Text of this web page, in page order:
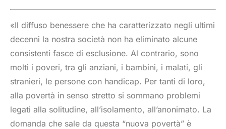
«Il diffuso benessere che ha caratterizzato negli ultimi
decenni la nostra società non ha eliminato alcune
consistenti fasce di esclusione. Al contrario, sono
molti i poveri, tra gli anziani, i bambini, i malati, gli
stranieri, le persone con handicap. Per tanti di loro,
alla povertà in senso stretto si sommano problemi
legati alla solitudine, all’isolamento, all’anonimato. La
domanda che sale da questa “nuova povertà” è